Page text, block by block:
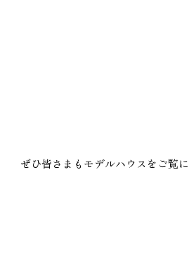
ぜひ皆さまもモデルハウスをご覧